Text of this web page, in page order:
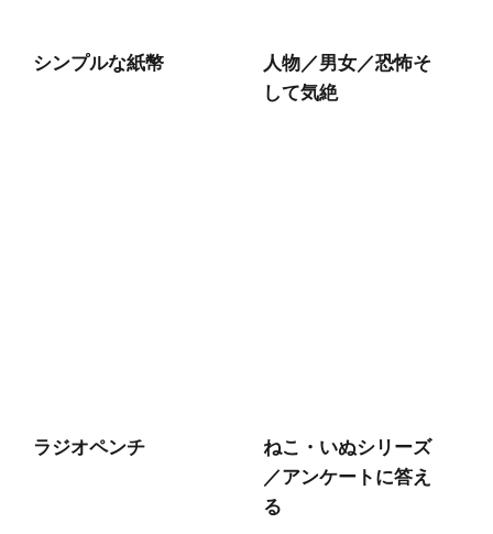
シンプルな紙幣
人物／男女／恐怖そ
して気絶
ラジオペンチ
ねこ・いぬシリーズ
／アンケートに答え
る